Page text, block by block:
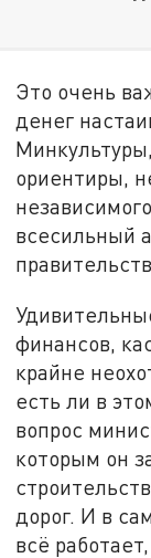
Это очень
денег
ориентиры,
всесильный
финансов,
крайне
есть ли в
вопрос
которым он
дорог. И в
всё